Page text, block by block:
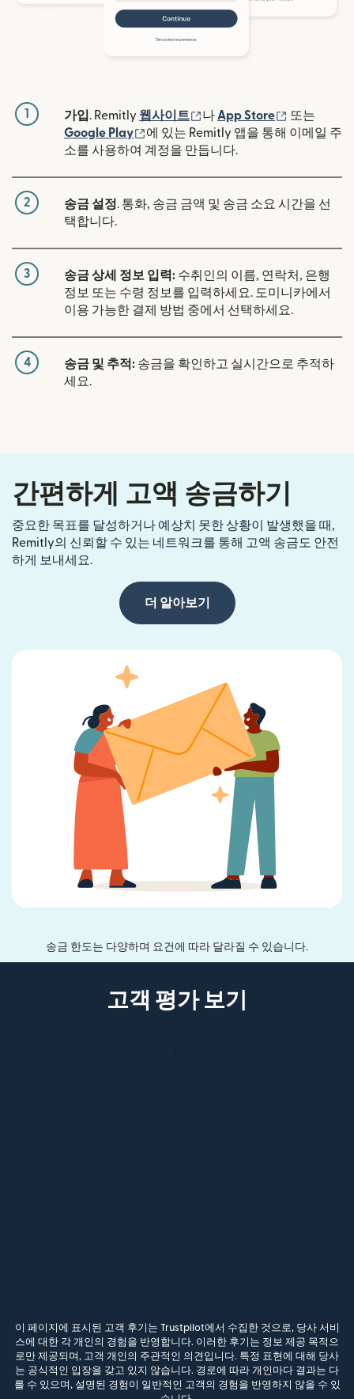
1 가입. Remitly 웹사이트 (새 창에서 열림)
나 App Store (새 창에서
또는
Google Play
(새 창에서 열림)
에 있는 Remitly 앱을 통해 이메일 주
소를 사용하여 계정을 만듭니다.
2 송금 설정. 통화, 송금 금액 및 송금 소요 시간을 선
택합니다.
3 송금 상세 정보 입력: 수취인의 이름, 연락처, 은행
정보 또는 수령 정보를 입력하세요. 도미니카에서
이용 가능한 결제 방법 중에서 선택하세요.
4 송금 및 추적: 송금을 확인하고 실시간으로 추적하
세요.
간편하게 고액 송금하기
중요한 목표를 달성하거나 예상치 못한 상황이 발생했을 때,
Remitly의 신뢰할 수 있는 네트워크를 통해 고액 송금도 안전
하게 보내세요.
더 알아보기
송금 한도는 다양하며 요건에 따라 달라질 수 있습니다.
고객 평가 보기
이 페이지에 표시된 고객 후기는 Trustpilot에서 수집한 것으로, 당사 서비
스에 대한 각 개인의 경험을 반영합니다. 이러한 후기는 정보 제공 목적으
로만 제공되며, 고객 개인의 주관적인 의견입니다. 특정 표현에 대해 당사
는 공식적인 입장을 갖고 있지 않습니다. 경로에 따라 개인마다 결과는 다
를 수 있으며, 설명된 경험이 일반적인 고객의 경험을 반영하지 않을 수 있